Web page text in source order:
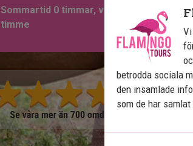
Sommartid 0 timmar, vintertid +1
timme
betrodda sociala
den insamlade
som de har